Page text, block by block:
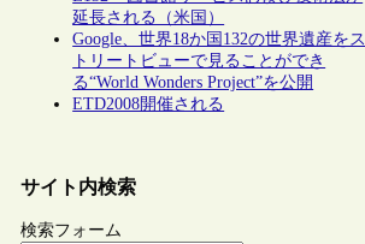
延長される（米国）
Google、世界18か国132の世界遺産をス
トリートビューで見ることができ
る“World Wonders Project”を公開
ETD2008開催される
サイト内検索
検索フォーム